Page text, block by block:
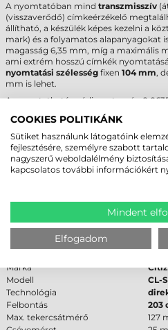
A nyomtatóban mind transzmisszív
(visszaverődő) címkeérzékelő
állítható, a készülék képes kezelni a
mark) és a folyamatos alapanyagokat
magasság 6,35 mm, míg a maximális
ami extrém hosszú címkék
nyomtatási szélesség fixen 104 mm,
mm is lehet.
A nyomtatható médiavastagság
mozoghat, ami a standard papíroktól
skálát fed le. A pontos beállításhoz
tekercses címke raktári kínálatunkat,
alapanyagok találhatók. A megfelelő
biztosítja a pontos pozicionálást, ami
címkék hibátlan nyomtatásához.
CITIZEN CL-S521II
MŰSZAKI
Az alábbi táblázat összefoglalja a
beszerzési döntés támogatásához.
Márka
Modell
CL-
Technológia
Felbontás
203
Max. tekercsátmérő
127
COOKIES POLITIKÁNK
Sütiket használunk látogatóink
fejlesztésére, személyre szabott
nagyszerű weboldalélmény
kapcsolatos további információkért
Mindent
Elfogadom